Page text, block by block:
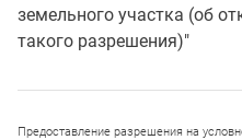
земельного участка (об
такого разрешения)"
Предоставление разрешения на